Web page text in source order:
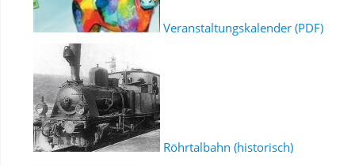
Veranstaltungskalender (PDF)
Röhrtalbahn (historisch)